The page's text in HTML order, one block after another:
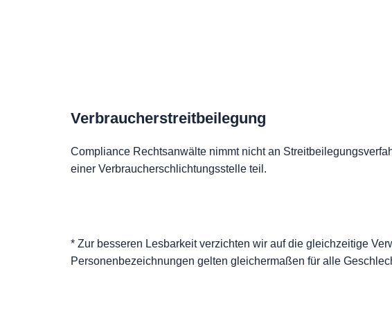
Verbraucherstreitbeilegung
Compliance Rechtsanwälte nimmt nicht an
einer Verbraucherschlichtungsstelle teil.
* Zur besseren Lesbarkeit verzichten wir auf die gleichzeitige
Personenbezeichnungen gelten gleichermaßen für alle